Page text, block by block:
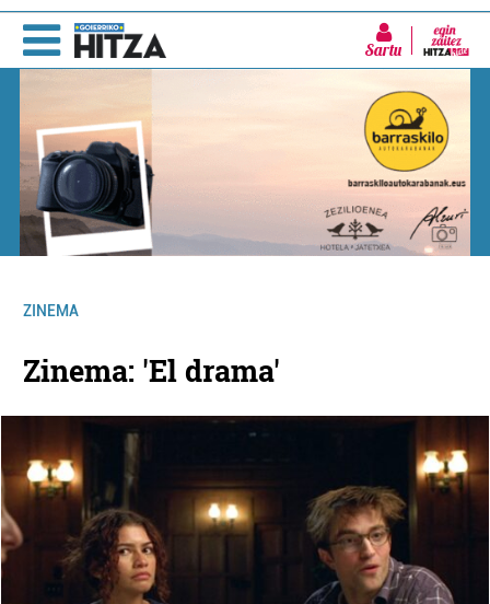
Sartu
ZINEMA
Zinema: 'El drama'